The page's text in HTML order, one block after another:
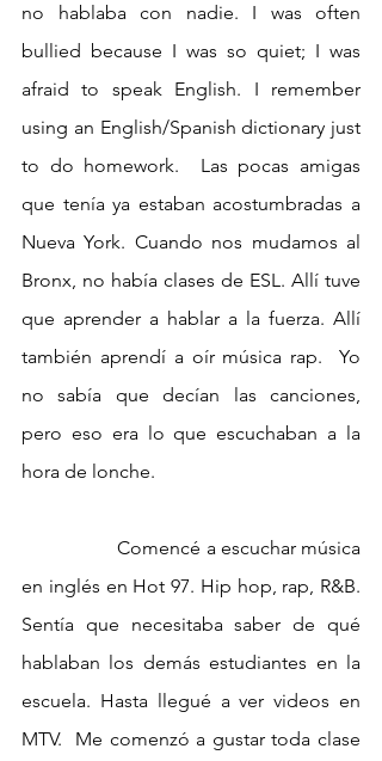
no hablaba con nadie. I was often
bullied because I was so quiet; I was
afraid to speak English. I remember
using an English/Spanish dictionary just
to do homework.  Las pocas amigas
que tenía ya estaban acostumbradas a
Nueva York. Cuando nos mudamos al
Bronx, no había clases de ESL. Allí tuve
que aprender a hablar a la fuerza. Allí
también aprendí a oír música rap.  Yo
no sabía que decían las canciones,
pero eso era lo que escuchaban a la
hora de lonche.
		Comencé a escuchar música
en inglés en Hot 97. Hip hop, rap, R&B.
Sentía que necesitaba saber de qué
hablaban los demás estudiantes en la
escuela. Hasta llegué a ver videos en
MTV.  Me comenzó a gustar toda clase